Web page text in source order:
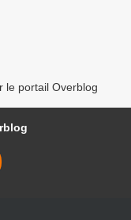
le portail Overblog